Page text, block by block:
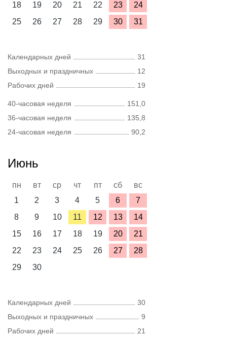
18
19 20 21 22 23
24
25
26 27 28 29 30 31
Календарных дней
31
Выходных и праздничных
12
Рабочих дней
19
40-часовая неделя
151,0
36-часовая неделя
135,8
24-часовая неделя
90,2
Июнь
пн вт ср чт пт сб
вс
1
2 3 4 5 6
7
8
9 10 11 12 13
14
15
16 17 18 19 20
21
22
23 24 25 26 27
28
29
30
Календарных дней
30
Выходных и праздничных
9
Рабочих дней
21